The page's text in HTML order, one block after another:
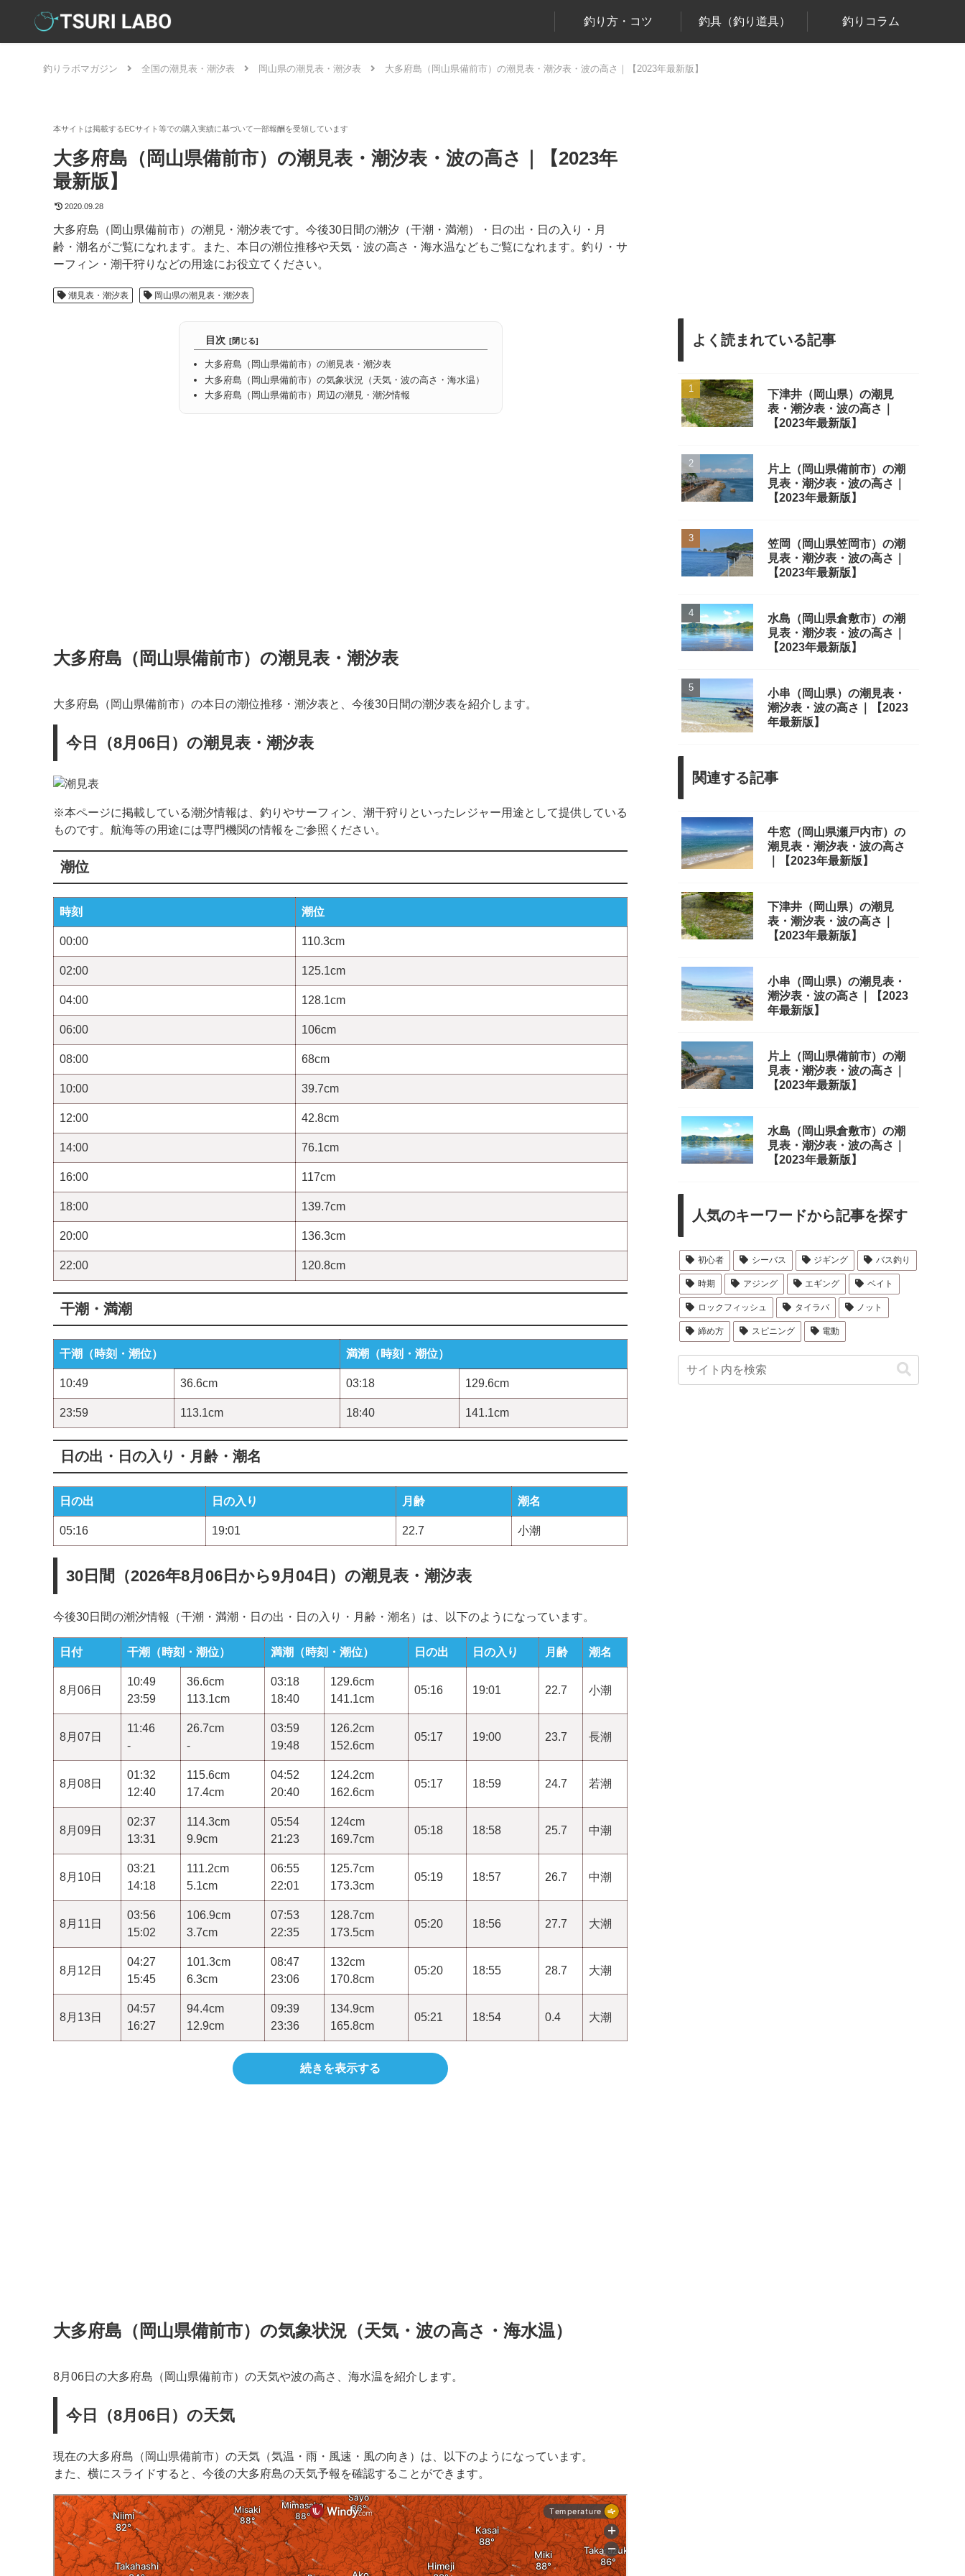
釣り方・コツ 釣具（釣り道具） 釣りコラム
釣りラボマガジン 全国の潮見表・潮汐表 岡山県の潮見表・潮汐表 大多府島（岡山県備前市）の潮見表・潮汐表・波の高さ｜【2023年最新版】
大多府島（岡山県備前市）の潮見表・潮汐表・波の高さ｜【2023年
最新版】
2020.09.28
大多府島（岡山県備前市）の潮見・潮汐表です。今後30日間の潮汐（干潮・満潮）・日の出・日の入り・月
齢・潮名がご覧になれます。また、本日の潮位推移や天気・波の高さ・海水温などもご覧になれます。釣り・サ
ーフィン・潮干狩りなどの用途にお役立てください。
潮見表・潮汐表 岡山県の潮見表・潮汐表
目次
大多府島（岡山県備前市）の潮見表・潮汐表
大多府島（岡山県備前市）の気象状況（天気・波の高さ・海水温）
大多府島（岡山県備前市）周辺の潮見・潮汐情報
大多府島（岡山県備前市）の潮見表・潮汐表
大多府島（岡山県備前市）の本日の潮位推移・潮汐表と、今後30日間の潮汐表を紹介します。
今日（8月06日）の潮見表・潮汐表
※本ページに掲載している潮汐情報は、釣りやサーフィン、潮干狩りといったレジャー用途として提供している
ものです。航海等の用途には専門機関の情報をご参照ください。
潮位
時刻 潮位
00:00 110.3cm
02:00 125.1cm
04:00 128.1cm
06:00 106cm
08:00 68cm
10:00 39.7cm
12:00 42.8cm
14:00 76.1cm
16:00 117cm
18:00 139.7cm
20:00 136.3cm
22:00 120.8cm
干潮・満潮
干潮（時刻・潮位） 満潮（時刻・潮位）
10:49 36.6cm 03:18 129.6cm
23:59 113.1cm 18:40 141.1cm
日の出・日の入り・月齢・潮名
日の出 日の入り 月齢 潮名
05:16 19:01 22.7 小潮
30日間（2026年8月06日から9月04日）の潮見表・潮汐表
今後30日間の潮汐情報（干潮・満潮・日の出・日の入り・月齢・潮名）は、以下のようになっています。
日付 干潮（時刻・潮位） 満潮（時刻・潮位） 日の出 日の入り 月齢 潮名
8月06日
10:49
23:59
36.6cm
113.1cm
03:18
18:40
129.6cm
141.1cm
05:16 19:01 22.7 小潮
8月07日
11:46
-
26.7cm
-
03:59
19:48
126.2cm
152.6cm
05:17 19:00 23.7 長潮
8月08日
01:32
12:40
115.6cm
17.4cm
04:52
20:40
124.2cm
162.6cm
05:17 18:59 24.7 若潮
8月09日
02:37
13:31
114.3cm
9.9cm
05:54
21:23
124cm
169.7cm
05:18 18:58 25.7 中潮
8月10日
03:21
14:18
111.2cm
5.1cm
06:55
22:01
125.7cm
173.3cm
05:19 18:57 26.7 中潮
8月11日
03:56
15:02
106.9cm
3.7cm
07:53
22:35
128.7cm
173.5cm
05:20 18:56 27.7 大潮
8月12日
04:27
15:45
101.3cm
6.3cm
08:47
23:06
132cm
170.8cm
05:20 18:55 28.7 大潮
8月13日
04:57
16:27
94.4cm
12.9cm
09:39
23:36
134.9cm
165.8cm
05:21 18:54 0.4 大潮
続きを表示する
大多府島（岡山県備前市）の気象状況（天気・波の高さ・海水温）
8月06日の大多府島（岡山県備前市）の天気や波の高さ、海水温を紹介します。
今日（8月06日）の天気
現在の大多府島（岡山県備前市）の天気（気温・雨・風速・風の向き）は、以下のようになっています。
また、横にスライドすると、今後の大多府島の天気予報を確認することができます。
よく読まれている記事
下津井（岡山県）の潮見
表・潮汐表・波の高さ｜
【2023年最新版】
片上（岡山県備前市）の潮
見表・潮汐表・波の高さ｜
【2023年最新版】
笠岡（岡山県笠岡市）の潮
見表・潮汐表・波の高さ｜
【2023年最新版】
水島（岡山県倉敷市）の潮
見表・潮汐表・波の高さ｜
【2023年最新版】
小串（岡山県）の潮見表・
潮汐表・波の高さ｜【2023
年最新版】
関連する記事
牛窓（岡山県瀬戸内市）の
潮見表・潮汐表・波の高さ
｜【2023年最新版】
下津井（岡山県）の潮見
表・潮汐表・波の高さ｜
【2023年最新版】
小串（岡山県）の潮見表・
潮汐表・波の高さ｜【2023
年最新版】
片上（岡山県備前市）の潮
見表・潮汐表・波の高さ｜
【2023年最新版】
水島（岡山県倉敷市）の潮
見表・潮汐表・波の高さ｜
【2023年最新版】
人気のキーワードから記事を探す
初心者 シーバス ジギング バス釣り
時期 アジング エギング ベイト
ロックフィッシュ タイラバ ノット
締め方 スピニング 電動